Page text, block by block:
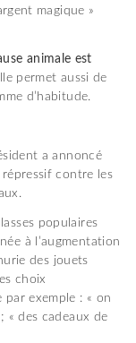
magique »
animale est
permet aussi de
d’habitude.
a annoncé
contre les
populaires
à l’augmentation
des jouets
choix
exemple : « on
« des cadeaux de